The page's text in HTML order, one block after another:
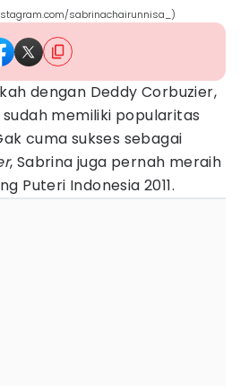
sabrinachairunnisa_)
dengan Deddy Corbuzier,
sudah memiliki popularitas
cuma sukses sebagai
, Sabrina juga pernah meraih
Puteri Indonesia 2011.